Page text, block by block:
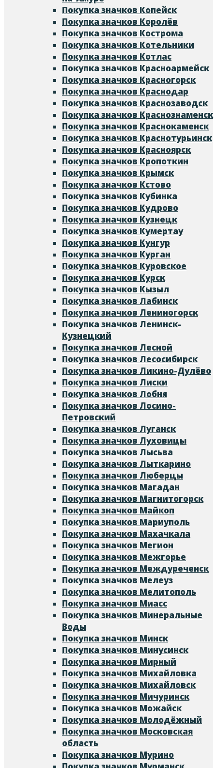
Покупка значков Копейск
Покупка значков Королёв
Покупка значков Кострома
Покупка значков Котельники
Покупка значков Котлас
Покупка значков Красноармейск
Покупка значков Красногорск
Покупка значков Краснодар
Покупка значков Краснозаводск
Покупка значков Краснознаменск
Покупка значков Краснокаменск
Покупка значков Краснотурьинск
Покупка значков Красноярск
Покупка значков Кропоткин
Покупка значков Крымск
Покупка значков Кстово
Покупка значков Кубинка
Покупка значков Кудрово
Покупка значков Кузнецк
Покупка значков Кумертау
Покупка значков Кунгур
Покупка значков Курган
Покупка значков Куровское
Покупка значков Курск
Покупка значков Кызыл
Покупка значков Лабинск
Покупка значков Лениногорск
Покупка значков Ленинск-
Кузнецкий
Покупка значков Лесной
Покупка значков Лесосибирск
Покупка значков Ликино-Дулёво
Покупка значков Лиски
Покупка значков Лобня
Покупка значков Лосино-
Петровский
Покупка значков Луганск
Покупка значков Луховицы
Покупка значков Лысьва
Покупка значков Лыткарино
Покупка значков Люберцы
Покупка значков Магадан
Покупка значков Магнитогорск
Покупка значков Майкоп
Покупка значков Мариуполь
Покупка значков Махачкала
Покупка значков Мегион
Покупка значков Межгорье
Покупка значков Междуреченск
Покупка значков Мелеуз
Покупка значков Мелитополь
Покупка значков Миасс
Покупка значков Минеральные
Воды
Покупка значков Минск
Покупка значков Минусинск
Покупка значков Мирный
Покупка значков Михайловка
Покупка значков Михайловск
Покупка значков Мичуринск
Покупка значков Можайск
Покупка значков Молодёжный
Покупка значков Московская
область
Покупка значков Мурино